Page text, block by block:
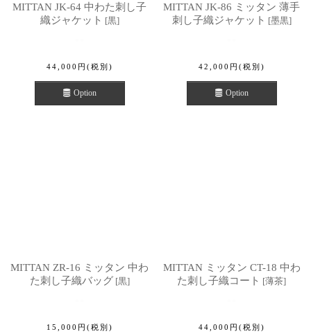
MITTAN JK-64 中わた刺し子
織ジャケット [黒]
44,000 円 (税別)
Option
MITTAN JK-86 ミッタン 薄手
刺し子織ジャケット [墨黒]
42,000 円 (税別)
Option
MITTAN ZR-16 ミッタン 中わ
た刺し子織バッグ [黒]
15,000 円 (税別)
MITTAN ミッタン CT-18 中わ
た刺し子織コート [薄茶]
44,000 円 (税別)